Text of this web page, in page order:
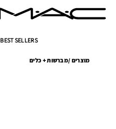
BEST SELLERS
מוצרים /מברשות + כלים